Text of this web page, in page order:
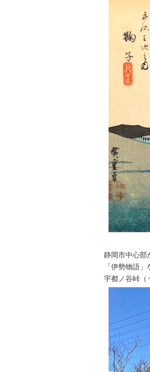
静岡市中心部
「伊勢物語」
宇都ノ谷峠（